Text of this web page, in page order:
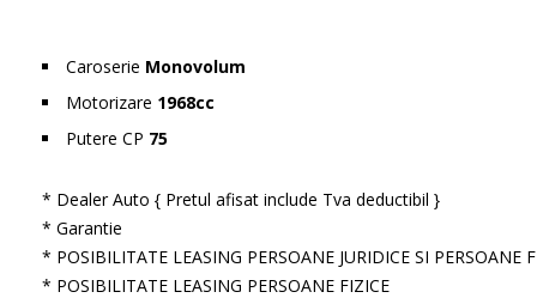
Caroserie Monovolum
Motorizare 1968cc
Putere CP 75
* Dealer Auto { Pretul afisat include Tva deductibil }
* Garantie
* POSIBILITATE LEASING PERSOANE JURIDICE SI PERSOANE
* POSIBILITATE LEASING PERSOANE FIZICE